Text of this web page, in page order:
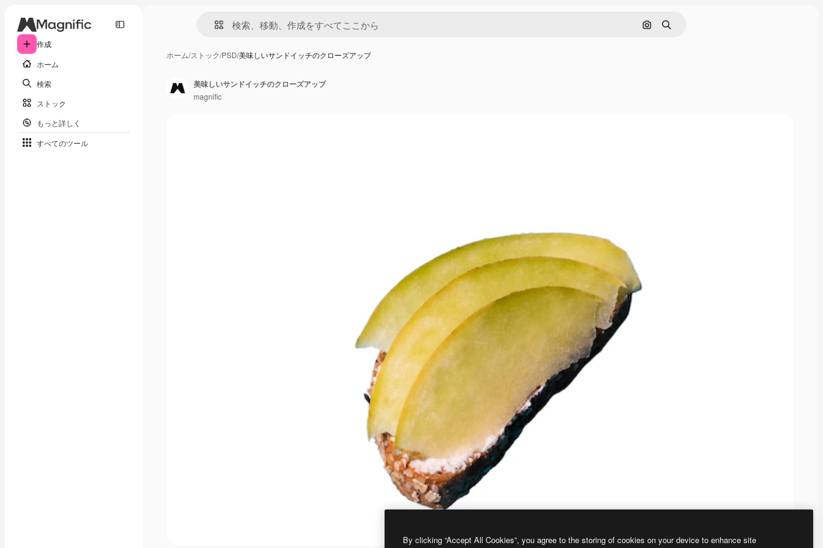
作成
ホーム
検索
ストック
もっと詳しく
すべてのツール
画像で検索
検索
ホーム/ストック/PSD/美味しいサンドイッチのクローズアップ
美味しいサンドイッチのクローズアップ
magnific
By clicking “Accept All Cookies”, you agree to the storing of cookies on your device to enhance site